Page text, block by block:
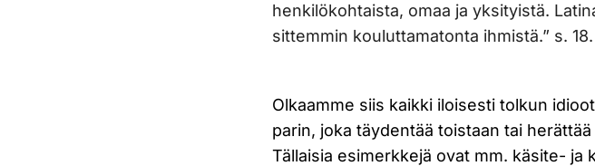
henkilökohtaista, omaa ja yksityistä.
sittemmin kouluttamatonta ihmistä.” s. 18.
Olkaamme siis kaikki iloisesti tolkun
parin, joka täydentää toistaan tai
Tällaisia esimerkkejä ovat mm. käsite-